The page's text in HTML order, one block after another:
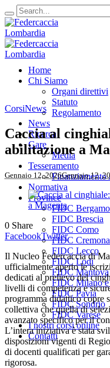
Home
Chi Siamo
Organi direttivi
Statuto
Regolamento
News
Ricerca
Gare
Media
Tesseramento
Finanziamento
Normativa
Province
FIDC Bergamo
FIDC Brescia
FIDC Como
FIDC Cremona
FIDC Lecco
FIDC Lodi
FIDC Mantova
FIDC Milano
FIDC Pavia
FIDC Sondrio
FIDC Varese
I nostri corsi online
Contatti
CorsiNews
Caccia al
abilitazione a
Gennaio 12, 2026Gennaio 12,
0 Share
FacebookTwitter
Il Nucleo Federcaccia di
ufficialmente aperto le
dedicati al prelievo del
livelli di competenza e
programma didattico copre
collettiva che quella di
avanzato specifico per il
L’intera iniziativa è stata
disposizioni vigenti di
di docenti qualificati per
rigorosa.